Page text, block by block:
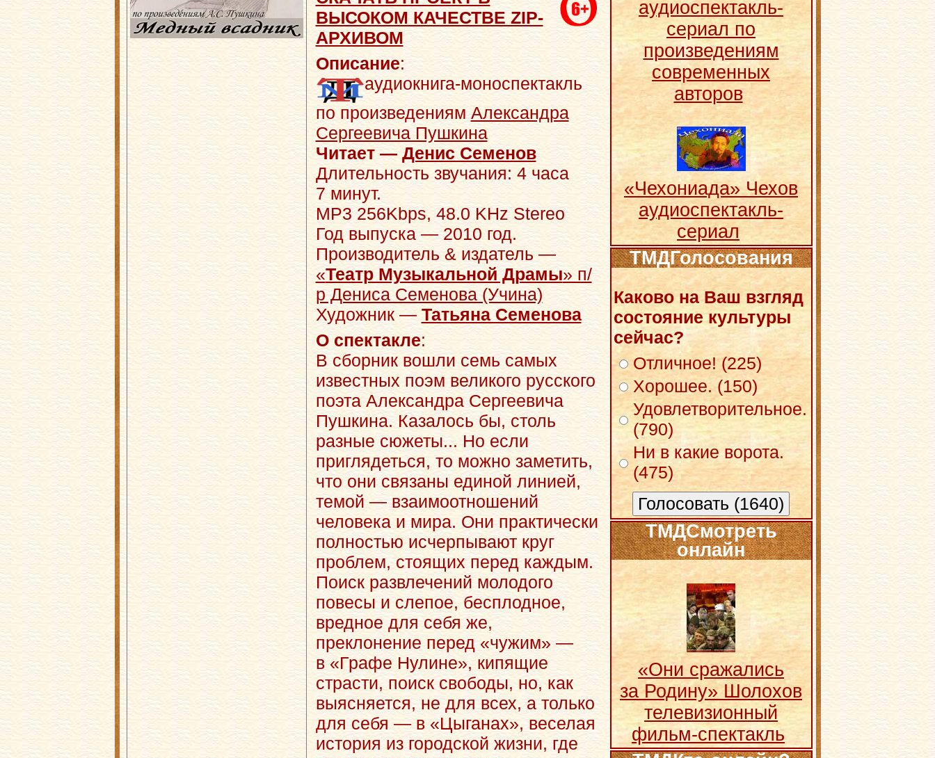
ВЫСОКОМ КАЧЕСТВЕ ZIP-
АРХИВОМ
Описание:
аудиокнига-моноспектакль
по произведениямАлександра
Сергеевича Пушкина
Читает — Денис Семенов
Длительность звучания: 4 часа
7 минут.
MP3 256Kbps, 48.0 KHz Stereo
Год выпуска — 2010 год.
Производитель & издатель —
«Театр Музыкальной Драмы» п/
р Дениса Семенова (Учина)
Художник — Татьяна Семенова
О спектакле:
В сборник вошли семь самых
известных поэм великого русского
поэта Александра Сергеевича
Пушкина. Казалось бы, столь
разные сюжеты... Но если
приглядеться, то можно заметить,
что они связаны единой линией,
темой — взаимоотношений
человека и мира. Они практически
полностью исчерпывают круг
проблем, стоящих перед каждым.
Поиск развлечений молодого
повесы и слепое, бесплодное,
вредное для себя же,
преклонение перед «чужим» —
в «Графе Нулине», кипящие
страсти, поиск свободы, но, как
выясняется, не для всех, а только
для себя — в «Цыганах», веселая
история из городской жизни, где
аудиоспектакль-
сериал по
произведениям
современных
авторов
«Чехониада» Чехов
аудиоспектакль-
сериал
ТМДГолосования
Каково на Ваш взгляд
состояние культуры
сейчас?
Отличное! (225)
Хорошее. (150)
Удовлетворительное.
(790)
Ни в какие ворота.
(475)
ТМДСмотреть
онлайн
«Они сражались
за Родину» Шолохов
телевизионный
фильм-спектакль